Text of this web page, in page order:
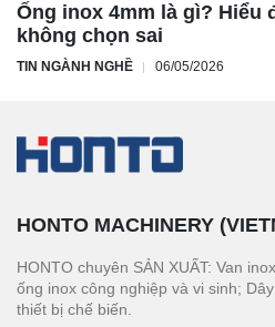
Ống inox 4mm là gì? Hiểu
không chọn sai
TIN NGÀNH NGHỀ 06/05/2026
HONTO MACHINERY
HONTO chuyên SẢN XUẤT: Van
ống inox công nghiệp và vi sinh;
thiết bị chế biến.